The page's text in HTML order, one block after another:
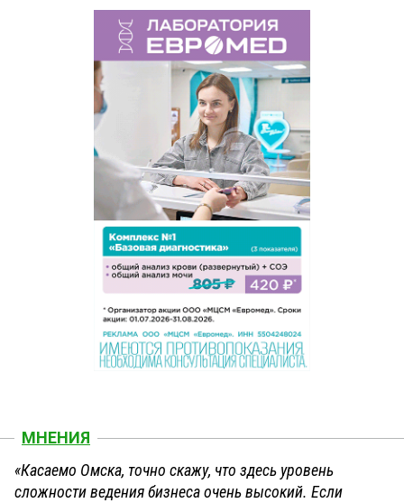
МНЕНИЯ
«Касаемо Омска, точно скажу, что здесь уровень
сложности ведения бизнеса очень высокий. Если